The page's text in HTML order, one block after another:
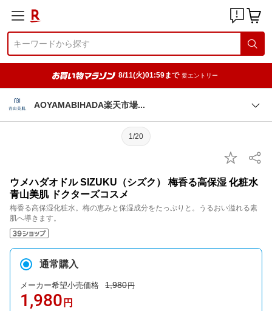
8/11(火)01:59まで 要エントリー
AOYAMABIHADA楽天市場
1/20
ウメハダオドル SIZUKU（シズク） 梅香る高保湿 化粧水
青山美肌 ドクターズコスメ
梅香る高保湿化粧水。梅の恵みと保湿成分をたっぷりと。うるおい溢れる素
肌へ導きます。
通常購入
メーカー希望小売価格 1,980円
1,980 円